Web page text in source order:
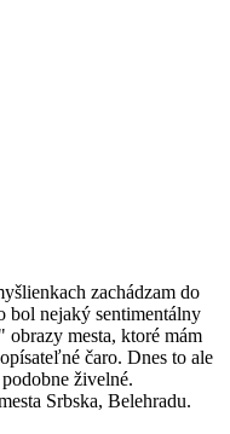
zachádzam do
bol nejaký sentimentálny
mesta, ktoré mám
čaro. Dnes to ale
živelné.
Srbska, Belehradu.